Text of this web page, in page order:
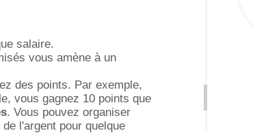
salaire.
vous amène à un
des points. Par exemple,
vous gagnez 10 points que
. Vous pouvez organiser
l'argent pour quelque